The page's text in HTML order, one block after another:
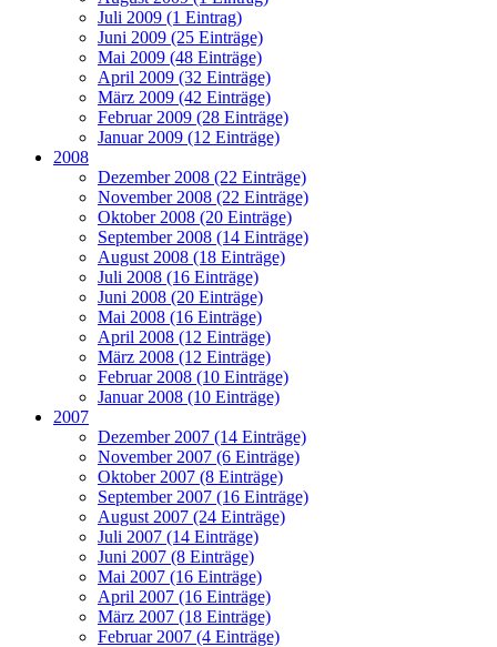
Juli 2009 (1 Eintrag)
Juni 2009 (25 Einträge)
Mai 2009 (48 Einträge)
April 2009 (32 Einträge)
März 2009 (42 Einträge)
Februar 2009 (28 Einträge)
Januar 2009 (12 Einträge)
2008
Dezember 2008 (22 Einträge)
November 2008 (22 Einträge)
Oktober 2008 (20 Einträge)
September 2008 (14 Einträge)
August 2008 (18 Einträge)
Juli 2008 (16 Einträge)
Juni 2008 (20 Einträge)
Mai 2008 (16 Einträge)
April 2008 (12 Einträge)
März 2008 (12 Einträge)
Februar 2008 (10 Einträge)
Januar 2008 (10 Einträge)
2007
Dezember 2007 (14 Einträge)
November 2007 (6 Einträge)
Oktober 2007 (8 Einträge)
September 2007 (16 Einträge)
August 2007 (24 Einträge)
Juli 2007 (14 Einträge)
Juni 2007 (8 Einträge)
Mai 2007 (16 Einträge)
April 2007 (16 Einträge)
März 2007 (18 Einträge)
Februar 2007 (4 Einträge)